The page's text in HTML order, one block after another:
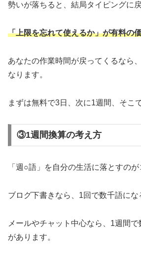
勢いが落ちると、結局タイピングに戻
「上限を忘れて使えるか」が有料の
あなたの作業時間が戻ってくるなら
なります。
まずは無料で3日、次に1週間、そこ
③1週間換算の考え方
「週○語」を自分の生活に落とすのが
ブログ下書きなら、1回で数千語にな
メールやチャット中心なら、1週間で
があります。